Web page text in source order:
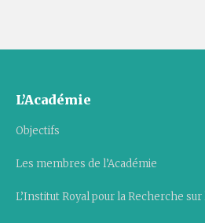
L’Académie
Objectifs
Les membres de l’Académie
L’Institut Royal pour la Recherche